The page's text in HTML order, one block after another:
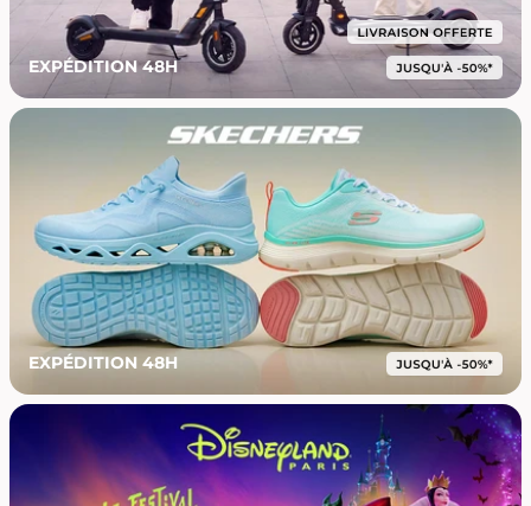
EXPÉDITION 48H
EXPÉDITION 48H